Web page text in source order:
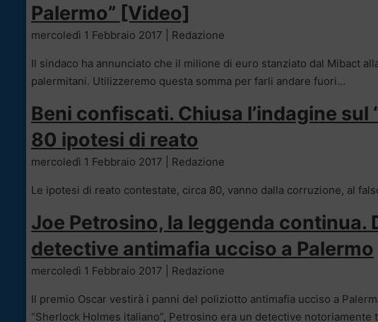
Palermo” [Video]
mercoledì 1 Febbraio 2017 | Redazione
Il sindaco ha annunciato che il milione di euro stanziato dal Mibact
palermitani. Utilizzeremo questa somma per farli andare fuori…
Beni confiscati. Chiusa l’indagine sul
80 ipotesi di reato
mercoledì 1 Febbraio 2017 | Redazione
Le ipotesi di reato contestate, circa 80, vanno dalla corruzione, al
Joe Petrosino, la leggenda continua.
detective antimafia ucciso a Palermo
mercoledì 1 Febbraio 2017 | Redazione
Il premio Oscar vestirà i panni del poliziotto antimafia ucciso a
“Sherlock Holmes italiano”, Petrosino era un detective notoriamente